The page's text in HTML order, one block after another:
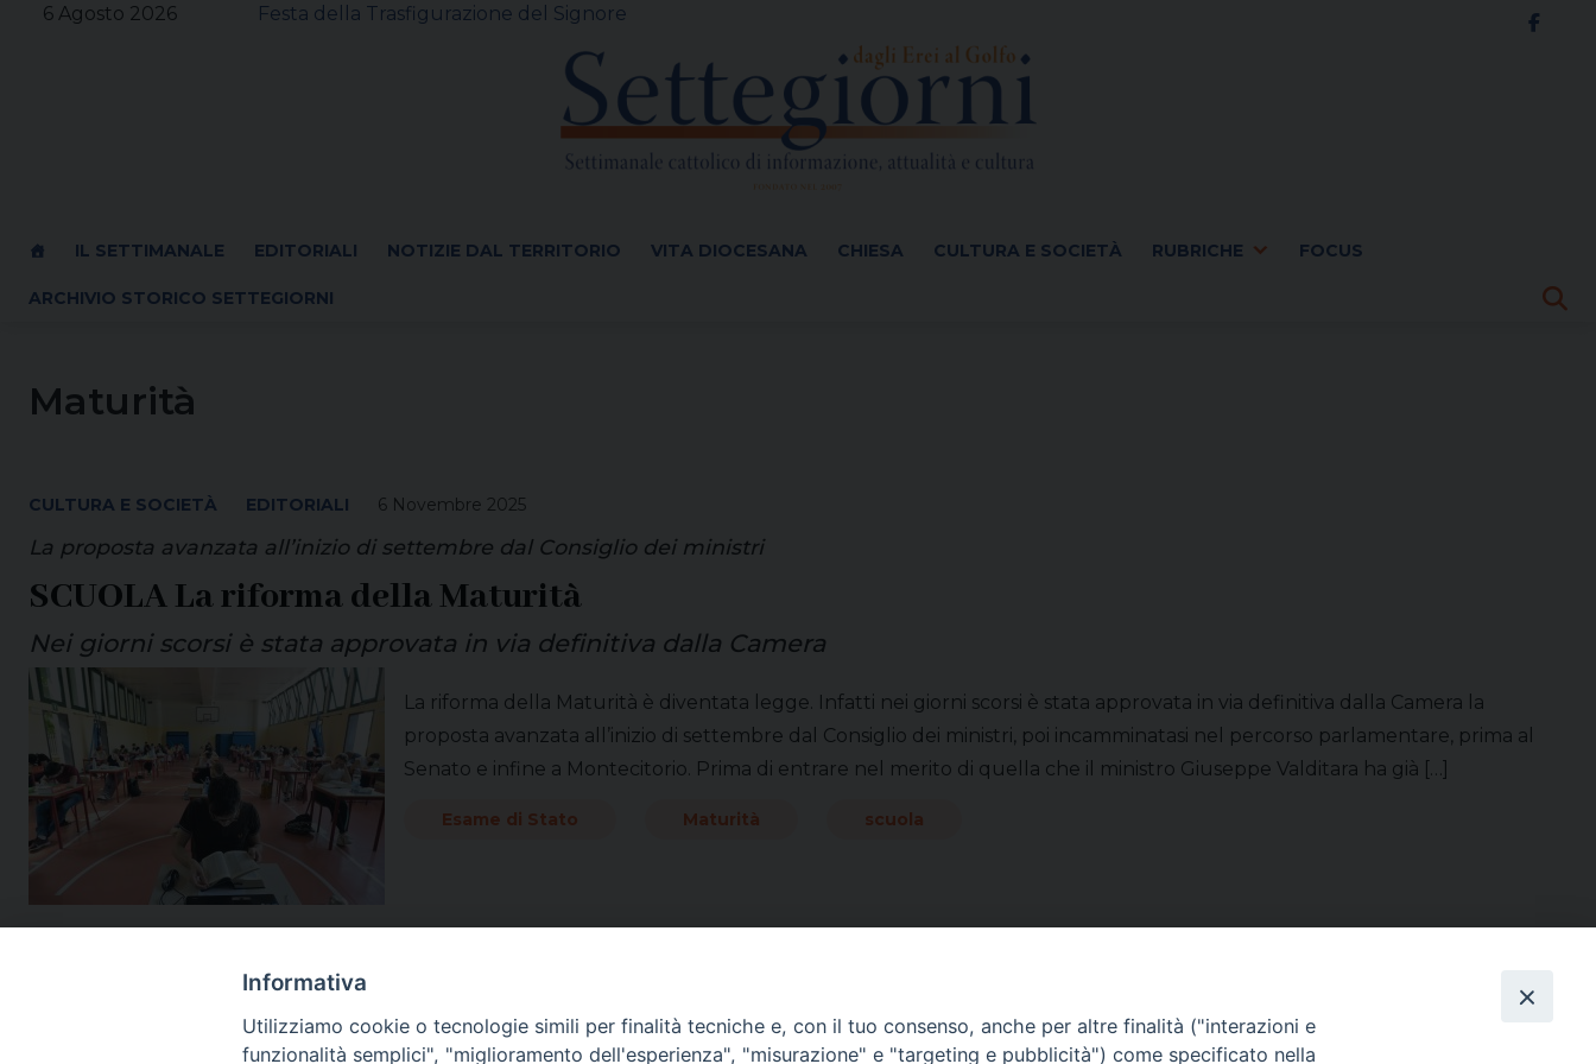
6 Agosto 2026 Festa della Trasfigurazione del Signore
IL SETTIMANALE EDITORIALI NOTIZIE DAL TERRITORIO VITA DIOCESANA CHIESA CULTURA E SOCIETÀ RUBRICHE FOCUS
ARCHIVIO STORICO SETTEGIORNI
Maturità
6 Novembre 2025
CULTURA E SOCIETÀ EDITORIALI
La proposta avanzata all’inizio di settembre dal Consiglio dei ministri
SCUOLA La riforma della Maturità
Nei giorni scorsi è stata approvata in via definitiva dalla Camera
La riforma della Maturità è diventata legge. Infatti nei giorni scorsi è stata approvata in via definitiva dalla Camera la
proposta avanzata all’inizio di settembre dal Consiglio dei ministri, poi incamminatasi nel percorso parlamentare, prima al
Senato e infine a Montecitorio. Prima di entrare nel merito di quella che il ministro Giuseppe Valditara ha già […]
Esame di Stato Maturità scuola
Direttore Responsabile Giuseppe Rabita
Direttore Amministrativo Salvatore Bruno
Informativa
Utilizziamo cookie o tecnologie simili per finalità tecniche e, con il tuo consenso, anche per altre finalità ("interazioni e
funzionalità semplici", "miglioramento dell'esperienza", "misurazione" e "targeting e pubblicità") come specificato nella